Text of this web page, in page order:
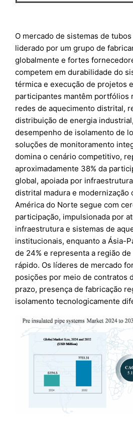
O mercado de sistemas de
liderado por um grupo de
globalmente e fortes
competem em durabilidade do
térmica e execução de projetos
participantes mantêm portfólios
redes de aquecimento distrital,
distribuição de energia
desempenho de isolamento de
soluções de monitoramento
domina o cenário competitivo,
aproximadamente 38% da
global, apoiada por
distrital madura e modernização
América do Norte segue com
participação, impulsionada por
infraestrutura e sistemas de
institucionais, enquanto a Ásia-
de 24% e representa a região
rápido. Os líderes de mercado
posições por meio de contratos
prazo, presença de fabricação
isolamento tecnologicamente